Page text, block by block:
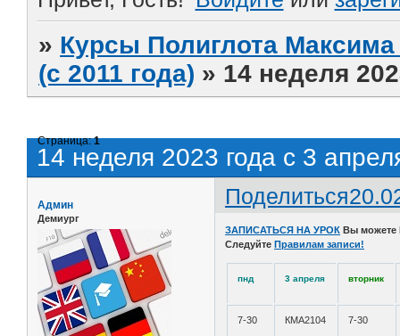
» Курсы Полиглота
(с 2011 года) » 14 неделя
14 неделя 2023 года с 3
Страница:1
Поделиться
Админ
Демиург
ЗАПИСАТЬСЯ НА УРОК Вы
Следуйте Правилам записи!
пнд 3 апреля вторник
7-30 КМА2104 7-30